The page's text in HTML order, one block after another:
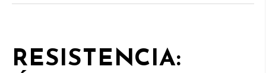
RESISTENCIA: